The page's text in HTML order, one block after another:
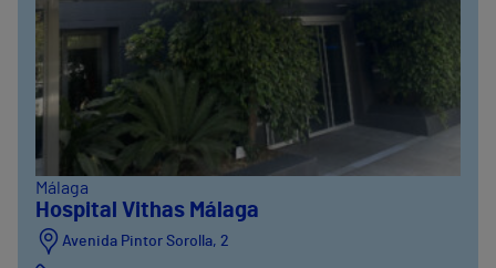
Málaga
Hospital Vithas Málaga
Avenida Pintor Sorolla, 2